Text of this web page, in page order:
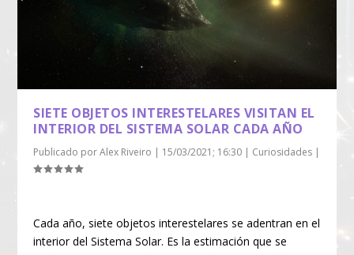
SIETE OBJETOS INTERESTELARES VISITAN EL
INTERIOR DEL SISTEMA SOLAR CADA AÑO
Publicado porAlex Riveiro | 15/03/2021; 16:30 | Curiosidades |
Cada año, siete objetos interestelares se adentran en el
interior del Sistema Solar. Es la estimación que se